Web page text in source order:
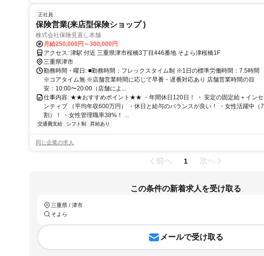
正社員
保険営業(来店型保険ショップ )
株式会社保険見直し本舗
月給250,000円～300,000円
アクセス: 津駅 付近 三重県津市桜橋3丁目446番地 そよら津桜橋1F
三重県津市
勤務時間・曜日: ■勤務時間：フレックスタイム制 ※1日の標準労働時間：7.5時間
※コアタイム無 ※店舗営業時間に応じて早番・遅番対応あり 店舗営業時間の目
安：10:00〜20:00（店舗によ...
仕事内容: ★★おすすめポイント★★ ・年間休日120日！ ・ 安定の固定給＋インセ
ンティブ （平均年収600万円） ・休日と給与のバランスが良い！ ・女性活躍中（7
割）！ ・女性管理職率38%！ ...
交通費支給 シフト制 昇給あり
同じ企業の求人
前へ 1 次へ
この条件の新着求人を受け取る
三重県 / 津市
そよら
メールで受け取る